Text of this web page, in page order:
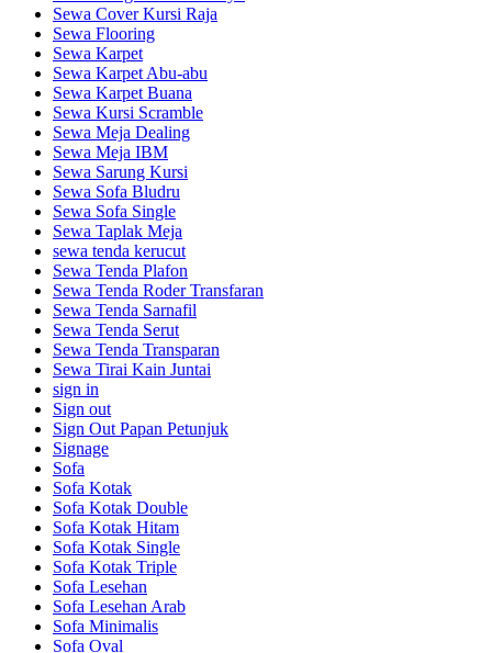
Sewa Cover Kursi Raja
Sewa Flooring
Sewa Karpet
Sewa Karpet Abu-abu
Sewa Karpet Buana
Sewa Kursi Scramble
Sewa Meja Dealing
Sewa Meja IBM
Sewa Sarung Kursi
Sewa Sofa Bludru
Sewa Sofa Single
Sewa Taplak Meja
sewa tenda kerucut
Sewa Tenda Plafon
Sewa Tenda Roder Transfaran
Sewa Tenda Sarnafil
Sewa Tenda Serut
Sewa Tenda Transparan
Sewa Tirai Kain Juntai
sign in
Sign out
Sign Out Papan Petunjuk
Signage
Sofa
Sofa Kotak
Sofa Kotak Double
Sofa Kotak Hitam
Sofa Kotak Single
Sofa Kotak Triple
Sofa Lesehan
Sofa Lesehan Arab
Sofa Minimalis
Sofa Oval